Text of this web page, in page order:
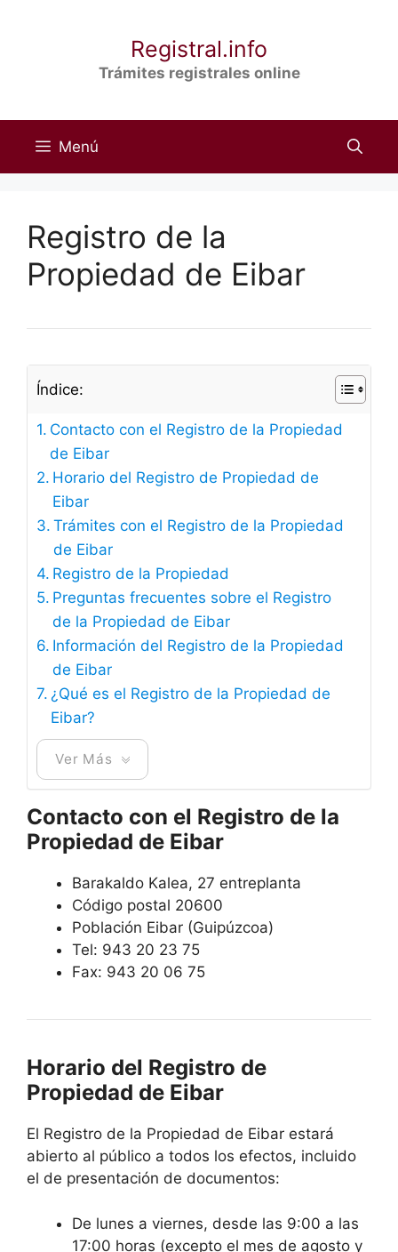
Registral.info
Trámites registrales online
Menú
Registro de la
Propiedad de Eibar
Índice:
Contacto con el Registro de la Propiedad
de Eibar
Horario del Registro de Propiedad de
Eibar
Trámites con el Registro de la Propiedad
de Eibar
Registro de la Propiedad
Preguntas frecuentes sobre el Registro
de la Propiedad de Eibar
Información del Registro de la Propiedad
de Eibar
¿Qué es el Registro de la Propiedad de
Eibar?
Ver Más
Contacto con el Registro de la
Propiedad de Eibar
Barakaldo Kalea, 27 entreplanta
Código postal 20600
Población Eibar (Guipúzcoa)
Tel: 943 20 23 75
Fax: 943 20 06 75
Horario del Registro de
Propiedad de Eibar
El Registro de la Propiedad de Eibar estará
abierto al público a todos los efectos, incluido
el de presentación de documentos:
De lunes a viernes, desde las 9:00 a las
17:00 horas (excepto el mes de agosto y